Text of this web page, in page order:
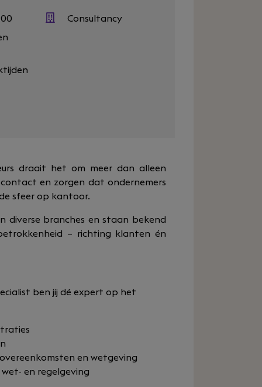
Consultancy
draait het om meer dan alleen
en zorgen dat ondernemers
sfeer op kantoor.
diverse branches en staan bekend
– richting klanten én
ben jij dé expert op het
en wetgeving
wet- en regelgeving